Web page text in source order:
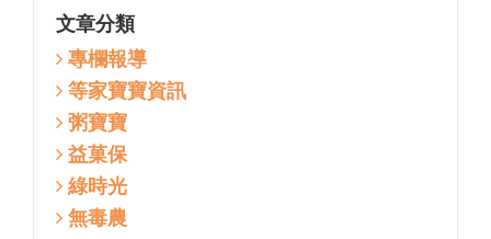
文章分類
專欄報導
等家寶寶資訊
粥寶寶
益菓保
綠時光
無毒農